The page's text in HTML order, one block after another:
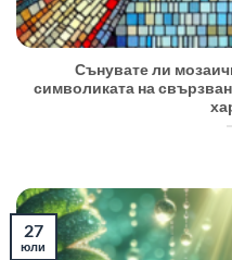
Сънувате ли
символиката на
27
юли